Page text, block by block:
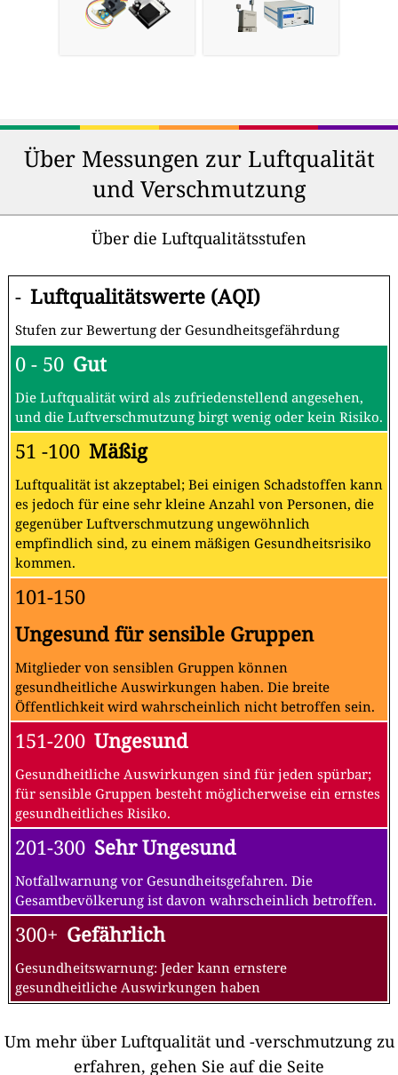
Über Messungen zur Luftqualität
und Verschmutzung
Über die Luftqualitätsstufen
- Luftqualitätswerte (AQI)
Stufen zur Bewertung der Gesundheitsgefährdung
0 - 50 Gut
Die Luftqualität wird als zufriedenstellend angesehen,
und die Luftverschmutzung birgt wenig oder kein Risiko.
51 -100 Mäßig
Luftqualität ist akzeptabel; Bei einigen Schadstoffen kann
es jedoch für eine sehr kleine Anzahl von Personen, die
gegenüber Luftverschmutzung ungewöhnlich
empfindlich sind, zu einem mäßigen Gesundheitsrisiko
kommen.
101-150
Ungesund für sensible Gruppen
Mitglieder von sensiblen Gruppen können
gesundheitliche Auswirkungen haben. Die breite
Öffentlichkeit wird wahrscheinlich nicht betroffen sein.
151-200 Ungesund
Gesundheitliche Auswirkungen sind für jeden spürbar;
für sensible Gruppen besteht möglicherweise ein ernstes
gesundheitliches Risiko.
201-300 Sehr Ungesund
Notfallwarnung vor Gesundheitsgefahren. Die
Gesamtbevölkerung ist davon wahrscheinlich betroffen.
300+ Gefährlich
Gesundheitswarnung: Jeder kann ernstere
gesundheitliche Auswirkungen haben
Um mehr über Luftqualität und -verschmutzung zu
erfahren, gehen Sie auf die Seite